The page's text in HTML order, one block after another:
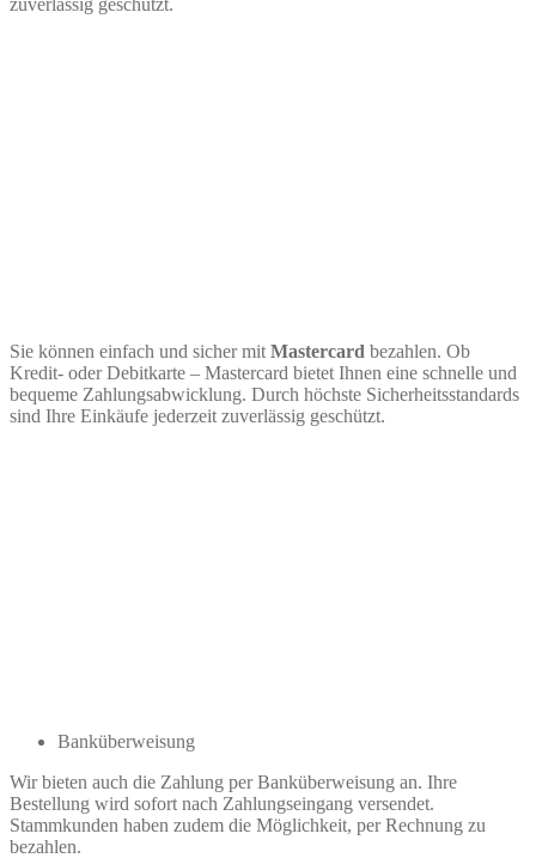
zuverlässig geschützt.
Sie können einfach und sicher mit Mastercard bezahlen. Ob
Kredit- oder Debitkarte – Mastercard bietet Ihnen eine schnelle und
bequeme Zahlungsabwicklung. Durch höchste Sicherheitsstandards
sind Ihre Einkäufe jederzeit zuverlässig geschützt.
Banküberweisung
Wir bieten auch die Zahlung per Banküberweisung an. Ihre
Bestellung wird sofort nach Zahlungseingang versendet.
Stammkunden haben zudem die Möglichkeit, per Rechnung zu
bezahlen.